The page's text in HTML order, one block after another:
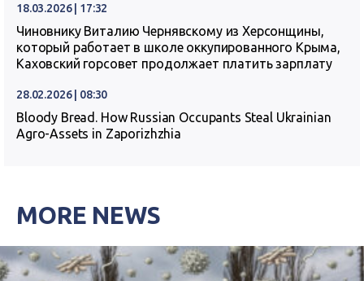
18.03.2026 | 17:32
Чиновнику Виталию Чернявскому из Херсонщины,
который работает в школе оккупированного Крыма,
Каховский горсовет продолжает платить зарплату
28.02.2026 | 08:30
Bloody Bread. How Russian Occupants Steal Ukrainian
Agro-Assets in Zaporizhzhia
MORE NEWS